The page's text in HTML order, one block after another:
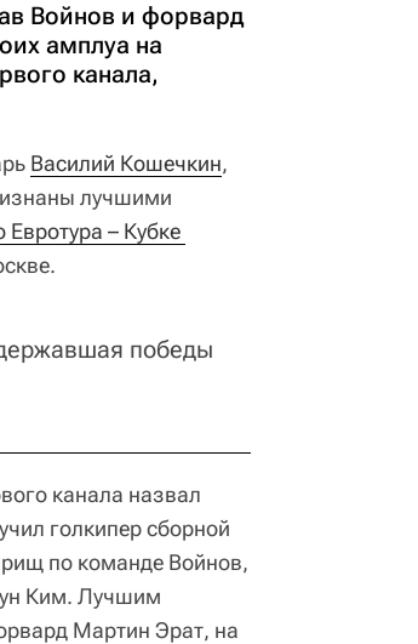
Войнов и форвард
амплуа на
канала,
Василий Кошечкин,
лучшими
Евротура – Кубке
победы
канала назвал
голкипер сборной
по команде Войнов,
Ким. Лучшим
Мартин Эрат, на